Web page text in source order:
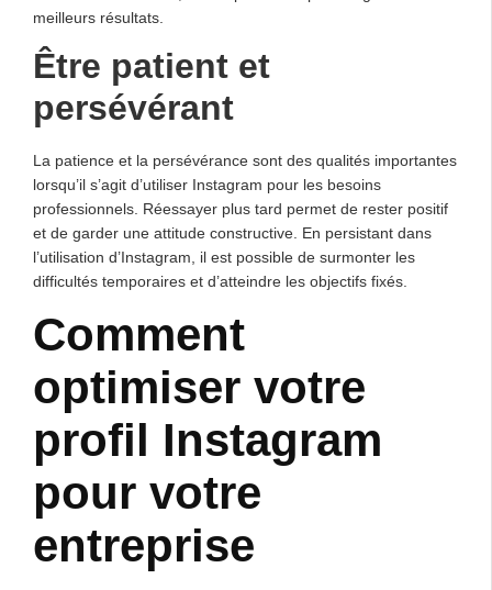
meilleurs résultats.
Être patient et
persévérant
La patience et la persévérance sont des qualités importantes
lorsqu’il s’agit d’utiliser Instagram pour les besoins
professionnels. Réessayer plus tard permet de rester positif
et de garder une attitude constructive. En persistant dans
l’utilisation d’Instagram, il est possible de surmonter les
difficultés temporaires et d’atteindre les objectifs fixés.
Comment
optimiser votre
profil Instagram
pour votre
entreprise